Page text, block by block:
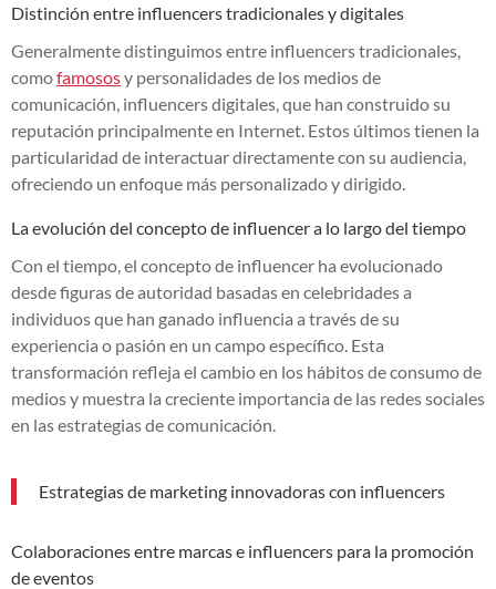
Distinción entre influencers tradicionales y digitales
Generalmente distinguimos entre influencers tradicionales,
comofamososy personalidades de los medios de
comunicación, influencers digitales, que han construido su
reputación principalmente en Internet. Estos últimos tienen la
particularidad de interactuar directamente con su audiencia,
ofreciendo un enfoque más personalizado y dirigido.
La evolución del concepto de influencer a lo largo del tiempo
Con el tiempo, el concepto de influencer ha evolucionado
desde figuras de autoridad basadas en celebridades a
individuos que han ganado influencia a través de su
experiencia o pasión en un campo específico. Esta
transformación refleja el cambio en los hábitos de consumo de
medios y muestra la creciente importancia de las redes sociales
en las estrategias de comunicación.
Estrategias de marketing innovadoras con influencers
Colaboraciones entre marcas e influencers para la promoción
de eventos